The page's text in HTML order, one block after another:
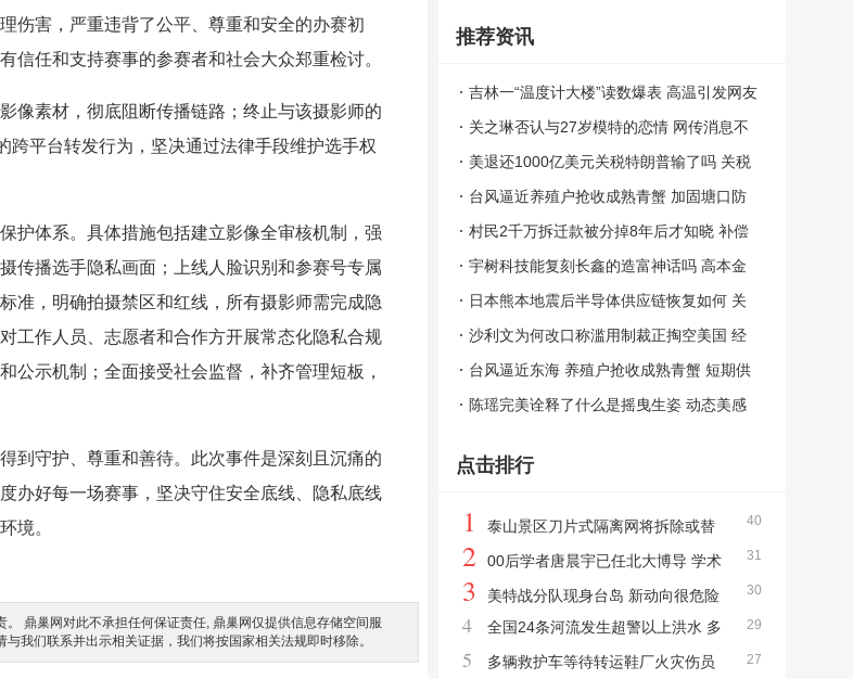
伤害，严重违背了公平、尊重和安全的办赛初
信任和支持赛事的参赛者和社会大众郑重检讨。
像素材，彻底阻断传播链路；终止与该摄影师的
跨平台转发行为，坚决通过法律手段维护选手权
护体系。具体措施包括建立影像全审核机制，强
传播选手隐私画面；上线人脸识别和参赛号专属
准，明确拍摄禁区和红线，所有摄影师需完成隐
工作人员、志愿者和合作方开展常态化隐私合规
公示机制；全面接受社会监督，补齐管理短板，
到守护、尊重和善待。此次事件是深刻且沉痛的
办好每一场赛事，坚决守住安全底线、隐私底线
境。
鼎巢网对此不承担任何保证责任, 鼎巢网仅提供信息存储空间服
我们联系并出示相关证据，我们将按国家相关法规即时移除。
推荐资讯
吉林一“温度计大楼”读数爆表 高温引发网友
调侃
关之琳否认与27岁模特的恋情 网传消息不
属实
美退还1000亿美元关税特朗普输了吗 关税
闹剧收场
台风逼近养殖户抢收成熟青蟹 加固塘口防
逃网
村民2千万拆迁款被分掉8年后才知晓 补偿
款争议持续多年
宇树科技能复刻长鑫的造富神话吗 高本金
高风险的新选择
日本熊本地震后半导体供应链恢复如何 关
键工厂逐步复产
沙利文为何改口称滥用制裁正掏空美国 经
济战的双刃剑效应
台风逼近东海 养殖户抢收成熟青蟹 短期供
应充足价格稳定
陈瑶完美诠释了什么是摇曳生姿 动态美感
点击排行
40
1
泰山景区刀片式隔离网将拆除或替
代 优化改进安全设施
31
2
00后学者唐晨宇已任北大博导 学术
新星崛起
30
3
美特战分队现身台岛 新动向很危险
美军深度介入台军训练
29
4
全国24条河流发生超警以上洪水 多
地水位超警戒线
27
5
多辆救护车等待转运鞋厂火灾伤员